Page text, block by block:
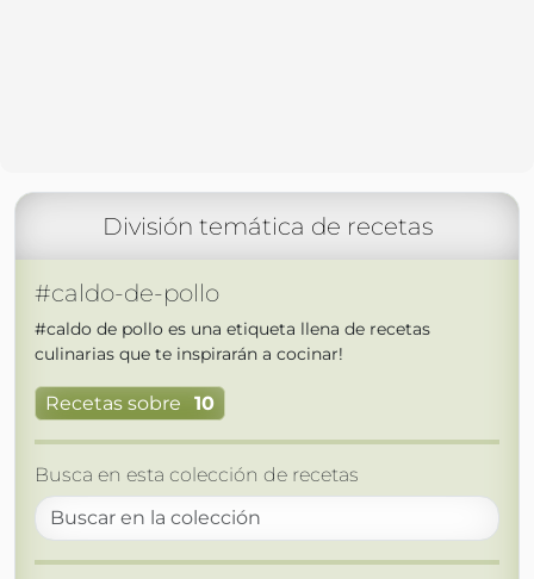
División temática de recetas
#caldo-de-pollo
#caldo de pollo es una etiqueta llena de recetas
culinarias que te inspirarán a cocinar!
Recetas sobre 10
Busca en esta colección de recetas